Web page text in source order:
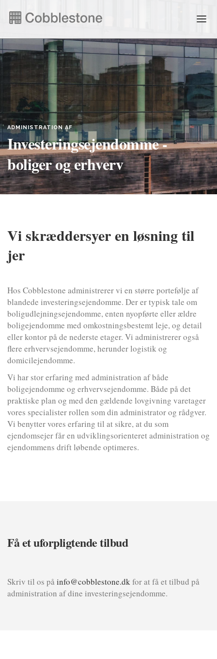
NYHEDER
EJENDOMSADMINISTRATION
ANDRE YDELSER
FAQ & SELVBETJENING
JOB
ENGLISH
ADMINISTRATION AF
Investeringsejendomme -
boliger og erhverv
Vi skræddersyer en løsning til
jer
Hos Cobblestone administrerer vi en større portefølje af
blandede investeringsejendomme. Der er typisk tale om
boligudlejningsejendomme, enten nyopførte eller ældre
boligejendomme med omkostningsbestemt leje, og detail
eller kontor på de nederste etager. Vi administrerer også
flere erhvervsejendomme, herunder logistik og
domicilejendomme.
Vi har stor erfaring med administration af både
boligejendomme og erhvervsejendomme. Både på det
praktiske plan og med den gældende lovgivning varetager
vores specialister rollen som din administrator og rådgver.
Vi benytter vores erfaring til at sikre, at du som
ejendomsejer får en udviklingsorienteret administration og
ejendommens drift løbende optimeres.
Få et uforpligtende tilbud
Skriv til os på info@cobblestone.dkfor at få et tilbud på
administration af dine investeringsejendomme.